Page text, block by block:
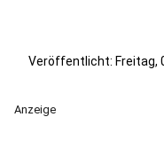
Veröffentlicht: Freitag,
Anzeige